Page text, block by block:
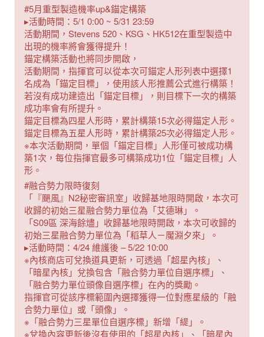
#5月重型製造機率up&錨定構築
▸活動時間：5/1 0:00 ~ 5/31 23:59
活動期間，Stevens 520、KSG、HK512在重型製造中
出現的機率將會獲得提升！
錨定構築活動也將同步開啟，
活動期間，指揮官可以從本次可錨定人形列表中選擇1
名成為「錨定目標」，使用該人形推薦公式進行構築！
若沒有成功建造出「錨定目標」，則目標下一次的構築
成功率會有所提升。
錨定目標為四星人形時，累計構築15次必得錨定人形。
錨定目標為五星人形時，累計構築25次必得錨定人形。
※本次活動期間，單個「錨定目標」人形僅可被成功構
築1次，每位指揮官最多可構築成功1位「錨定目標」人
形。
#融合勢力限時復刻
「『颶風』N2秘密審訊室」收歸基地限時開啟，本次可
收歸的初始三星融合勢力單位為「艾德琳」。
「S09區 深海餘燼」收歸基地限時開啟，本次可收歸的
初始三星融合勢力單位為「稻草人－魘淵夕來」。
▸活動時間：4/24 維護後 – 5/22 10:00
※內核商店可兌換道具更新，可透過「超星內核」、
「暗星內核」兌換包含「融合勢力單位自選序標」、
「融合勢力單位頭像自選序標」在內的獎勵。
指揮官可從該序標範圍內選擇獲得一位對應星級的「融
合勢力單位」或「頭像」。
※「融合勢力三星單位自選序標」新增「緹」。
※兌換內容更新後沒有使用的「超星內核」、「暗星內